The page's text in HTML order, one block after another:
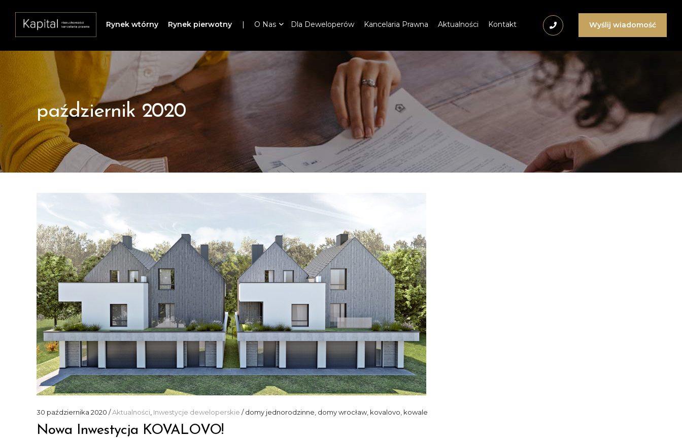
Rynek wtórny Rynek pierwotny O Nas Dla Deweloperów Kancelaria Prawna Aktualności Kontakt Wyślij wiadomość
październik 2020
30 października 2020 Aktualności Inwestycje deweloperskie domy jednorodzinne domy wrocław, kovalovo kowale
Nowa Inwestycja KOVALOVO!